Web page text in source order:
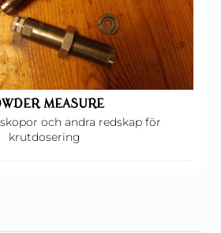
MEASURE
och andra redskap för
krutdosering